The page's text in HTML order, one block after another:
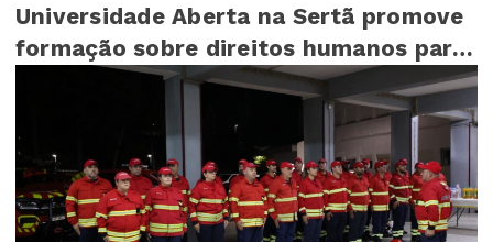
Universidade Aberta na Sertã promove
formação sobre direitos humanos para
mais de 140 cr...